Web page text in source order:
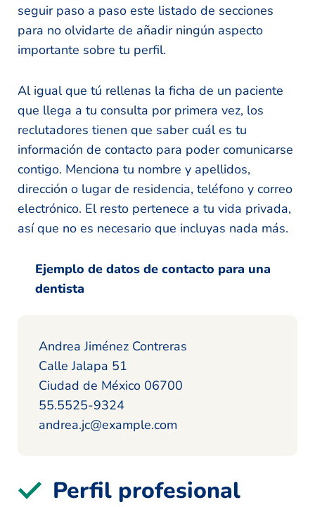
seguir paso a paso este listado de secciones
para no olvidarte de añadir ningún aspecto
importante sobre tu perfil.
Al igual que tú rellenas la ficha de un paciente
que llega a tu consulta por primera vez, los
reclutadores tienen que saber cuál es tu
información de contacto para poder comunicarse
contigo. Menciona tu nombre y apellidos,
dirección o lugar de residencia, teléfono y correo
electrónico. El resto pertenece a tu vida privada,
así que no es necesario que incluyas nada más.
Ejemplo de datos de contacto para una
dentista
Andrea Jiménez Contreras
Calle Jalapa 51
Ciudad de México 06700
55.5525-9324
andrea.jc@example.com
Perfil profesional